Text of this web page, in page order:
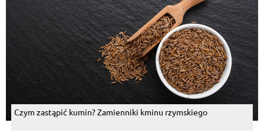
Czym zastąpić kumin? Zamienniki kminu rzymskiego